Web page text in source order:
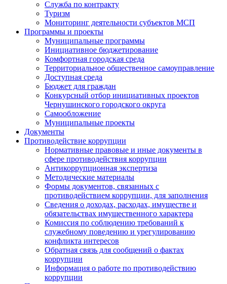
Служба по контракту
Туризм
Мониторинг деятельности субъектов МСП
Программы и проекты
Муниципальные программы
Инициативное бюджетирование
Комфортная городская среда
Территориальное общественное самоуправление
Доступная среда
Бюджет для граждан
Конкурсный отбор инициативных проектов
Чернушинского городского округа
Самообложение
Муниципальные проекты
Документы
Противодействие коррупции
Нормативные правовые и иные документы в
сфере противодействия коррупции
Антикоррупционная экспертиза
Методические материалы
Формы документов, связанных с
противодействием коррупции, для заполнения
Сведения о доходах, расходах, имуществе и
обязательствах имущественного характера
Комиссия по соблюдению требований к
служебному поведению и урегулированию
конфликта интересов
Обратная связь для сообщений о фактах
коррупции
Информация о работе по противодействию
коррупции